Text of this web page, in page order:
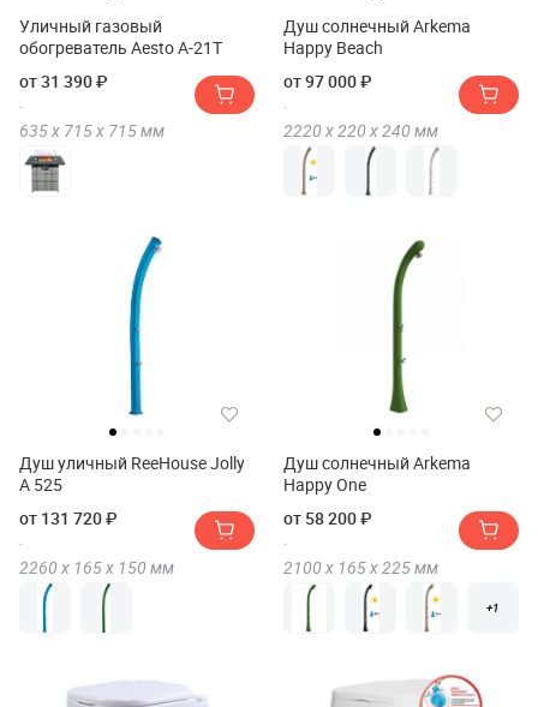
Уличный газовый
обогреватель Aesto A-21T
от 31 390 ₽
635 х 715 х 715мм
Душ солнечный Arkema
Happy Beach
от 97 000 ₽
2220 х220 х240 мм
Душ уличный ReeHouse Jolly
A 525
от 131 720 ₽
2260 х 165 х 150 мм
Душ солнечный Arkema
Happy One
от 58 200 ₽
2100 х 165 х225мм
+1